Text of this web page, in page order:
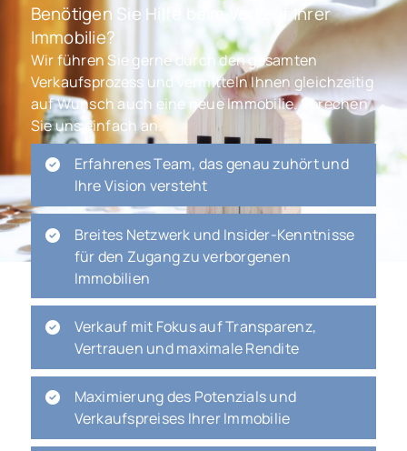
Benötigen Sie Hilfe beim Verkauf Ihrer
Immobilie?
Wir führen Sie gerne durch den gesamten
Verkaufsprozess und vermitteln Ihnen gleichzeitig
auf Wunsch auch eine neue Immobilie. Sprechen
Sie uns einfach an.
Erfahrenes Team, das genau zuhört und
Ihre Vision versteht
Breites Netzwerk und Insider-Kenntnisse
für den Zugang zu verborgenen
Immobilien
Verkauf mit Fokus auf Transparenz,
Vertrauen und maximale Rendite
Maximierung des Potenzials und
Verkaufspreises Ihrer Immobilie